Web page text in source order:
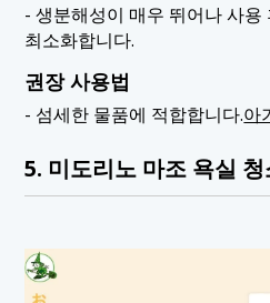
- 생분해성이 매우 뛰어나 사
최소화합니다.
권장 사용법
- 섬세한 물품에 적합합니다.아
5. 미도리노 마조 욕실